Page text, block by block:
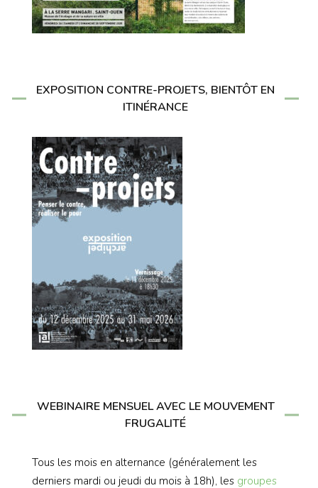
EXPOSITION CONTRE-PROJETS, BIENTÔT EN
ITINÉRANCE
WEBINAIRE MENSUEL AVEC LE MOUVEMENT
FRUGALITÉ
Tous les mois en alternance (généralement les
derniers mardi ou jeudi du mois à 18h), les groupes